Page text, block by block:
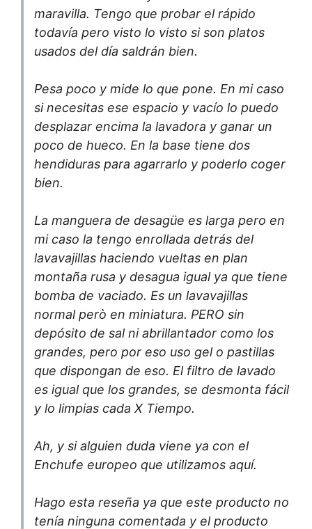
maravilla. Tengo que probar el rápido
todavía pero visto lo visto si son platos
usados del día saldrán bien.
Pesa poco y mide lo que pone. En mi caso
si necesitas ese espacio y vacío lo puedo
desplazar encima la lavadora y ganar un
poco de hueco. En la base tiene dos
hendiduras para agarrarlo y poderlo coger
bien.
La manguera de desagüe es larga pero en
mi caso la tengo enrollada detrás del
lavavajillas haciendo vueltas en plan
montaña rusa y desagua igual ya que tiene
bomba de vaciado. Es un lavavajillas
normal però en miniatura. PERO sin
depósito de sal ni abrillantador como los
grandes, pero por eso uso gel o pastillas
que dispongan de eso. El filtro de lavado
es igual que los grandes, se desmonta fácil
y lo limpias cada X Tiempo.
Ah, y si alguien duda viene ya con el
Enchufe europeo que utilizamos aquí.
Hago esta reseña ya que este producto no
tenía ninguna comentada y el producto